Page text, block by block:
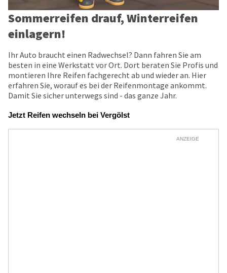
Sommerreifen drauf, Winterreifen
einlagern!
Ihr Auto braucht einen Radwechsel? Dann fahren Sie am
besten in eine Werkstatt vor Ort. Dort beraten Sie Profis und
montieren Ihre Reifen fachgerecht ab und wieder an. Hier
erfahren Sie, worauf es bei der Reifenmontage ankommt.
Damit Sie sicher unterwegs sind - das ganze Jahr.
Jetzt Reifen wechseln bei Vergölst
ANZEIGE